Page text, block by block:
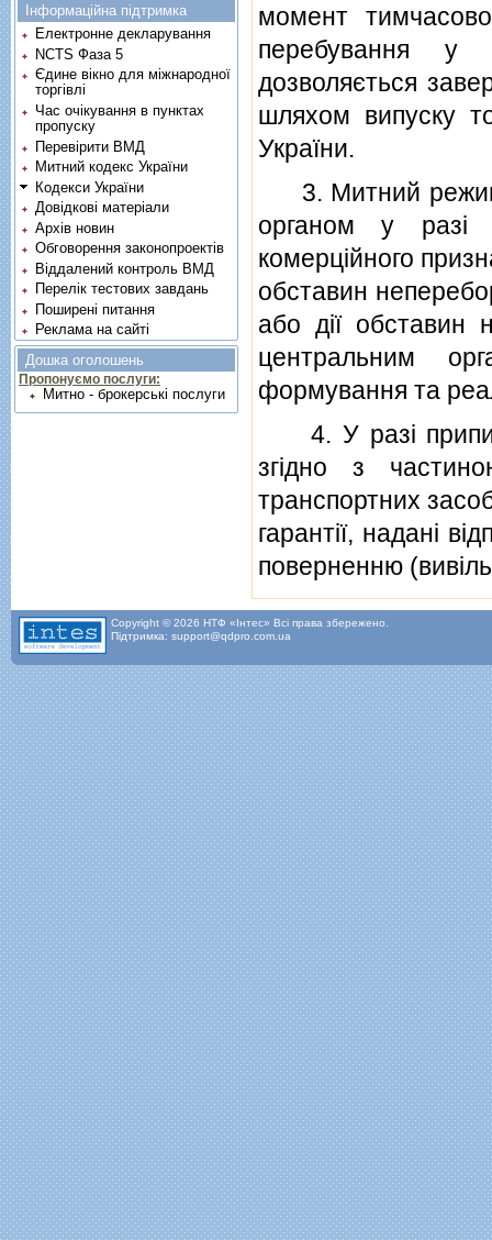
момент
перебування у
дозволяється
шляхом випуску
України.
3. Митний режим
органом у разi
комерцiйного
обставин
або дiї обставин
центральним
формування та
4. У разi
згiдно з
транспортних
гарантiї, наданi
поверненню
Інформаційна підтримка
Електронне декларування
NCTS Фаза 5
Єдине вікно для міжнародної
торгівлі
Час очікування в пунктах
пропуску
Перевірити ВМД
Митний кодекс України
Кодекси України
Довідкові матеріали
Архів новин
Обговорення законопроектів
Віддалений контроль ВМД
Перелік тестових завдань
Поширені питання
Реклама на сайті
Дошка оголошень
Пропонуємо послуги:
Митно - брокерські послуги
Copyright © 2026 НТФ «Інтес» Всі права збережено.
Підтримка: support@qdpro.com.ua